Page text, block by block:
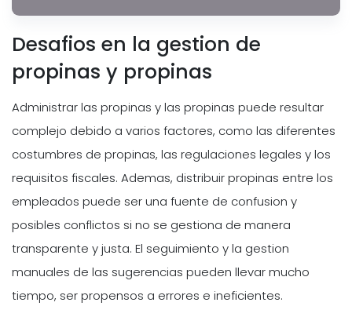
Desafios en la gestion de
propinas y propinas
Administrar las propinas y las propinas puede resultar
complejo debido a varios factores, como las diferentes
costumbres de propinas, las regulaciones legales y los
requisitos fiscales. Ademas, distribuir propinas entre los
empleados puede ser una fuente de confusion y
posibles conflictos si no se gestiona de manera
transparente y justa. El seguimiento y la gestion
manuales de las sugerencias pueden llevar mucho
tiempo, ser propensos a errores e ineficientes.